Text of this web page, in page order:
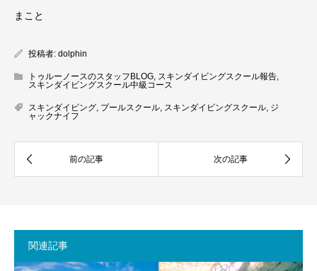
まこと
投稿者: dolphin
トゥルーノースのスタッフBLOG, スキンダイビングスクール報告,
スキンダイビングスクール中級コース
スキンダイビング, プールスクール, スキンダイビングスクール, ジ
ャックナイフ
関連記事